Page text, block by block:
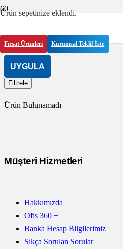
Ürün sepetinize eklendi.
Fırsat Ürünleri Kurumsal Teklif İste
UYGULA
Filtrele
Ürün Bulunamadı
Müşteri Hizmetleri
Hakkımızda
Ofis 360 +
Banka Hesap Bilgilerimiz
Sıkça Sorulan Sorular